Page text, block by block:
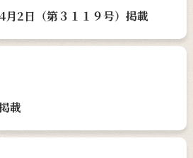
2日（第３１１９号）掲載
載